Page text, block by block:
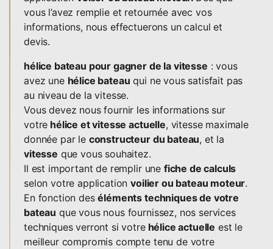
vous l’avez remplie et retournée avec vos
informations, nous effectuerons un calcul et
devis.
hélice bateau pour gagner de la vitesse : vous
avez une hélice bateau qui ne vous satisfait pas
au niveau de la vitesse.
Vous devez nous fournir les informations sur
votre hélice et vitesse actuelle, vitesse maximale
donnée par le constructeur du bateau, et la
vitesse que vous souhaitez.
Il est important de remplir une fiche de calculs
selon votre applicationvoilier ou bateau moteur.
En fonction deséléments techniques de votre
bateau que vous nous fournissez, nos services
techniques verront si votrehélice actuelle est le
meilleur compromis compte tenu de votre